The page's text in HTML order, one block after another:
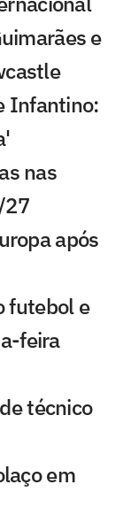
e
Infantino:
nas
27
após
futebol e
feira
técnico
em